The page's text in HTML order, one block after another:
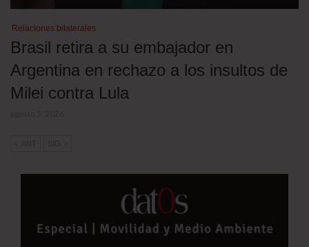
Relaciones bilaterales
Brasil retira a su embajador en
Argentina en rechazo a los insultos de
Milei contra Lula